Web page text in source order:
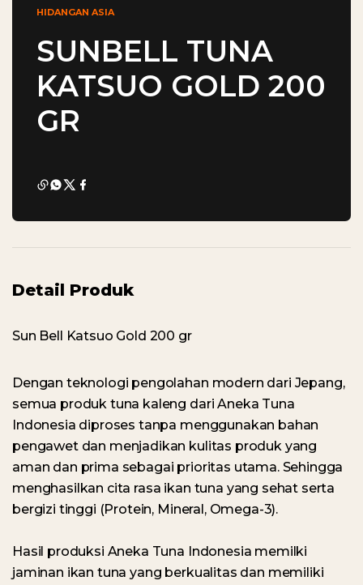
HIDANGAN ASIA
SUNBELL TUNA
KATSUO GOLD 200
GR
Detail Produk
Sun Bell Katsuo Gold 200 gr
Dengan teknologi pengolahan modern dari Jepang,
semua produk tuna kaleng dari Aneka Tuna
Indonesia diproses tanpa menggunakan bahan
pengawet dan menjadikan kulitas produk yang
aman dan prima sebagai prioritas utama. Sehingga
menghasilkan cita rasa ikan tuna yang sehat serta
bergizi tinggi (Protein, Mineral, Omega-3).
Hasil produksi Aneka Tuna Indonesia memilki
jaminan ikan tuna yang berkualitas dan memiliki